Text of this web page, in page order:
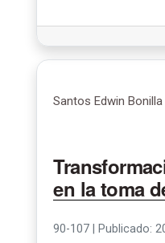
Santos Edwin
en la toma
90-107 Publicado: